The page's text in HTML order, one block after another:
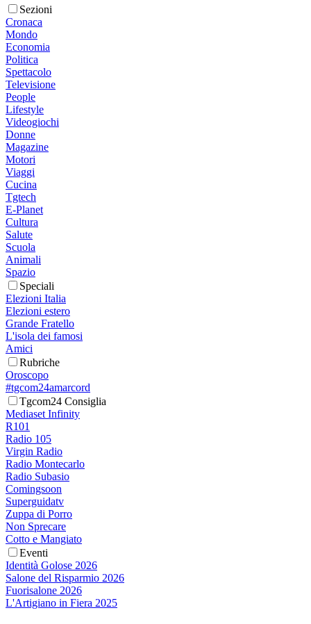
Sezioni
Cronaca
Mondo
Economia
Politica
Spettacolo
Televisione
People
Lifestyle
Videogiochi
Donne
Magazine
Motori
Viaggi
Cucina
Tgtech
E-Planet
Cultura
Salute
Scuola
Animali
Spazio
Speciali
Elezioni Italia
Elezioni estero
Grande Fratello
L'isola dei famosi
Amici
Rubriche
Oroscopo
#tgcom24amarcord
Tgcom24 Consiglia
Mediaset Infinity
R101
Radio 105
Virgin Radio
Radio Montecarlo
Radio Subasio
Comingsoon
Superguidatv
Zuppa di Porro
Non Sprecare
Cotto e Mangiato
Eventi
Identità Golose 2026
Salone del Risparmio 2026
Fuorisalone 2026
L'Artigiano in Fiera 2025